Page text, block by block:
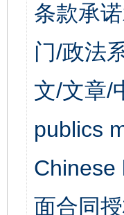
条款承
门/政法
文/文章/
publics
Chinese
面合同